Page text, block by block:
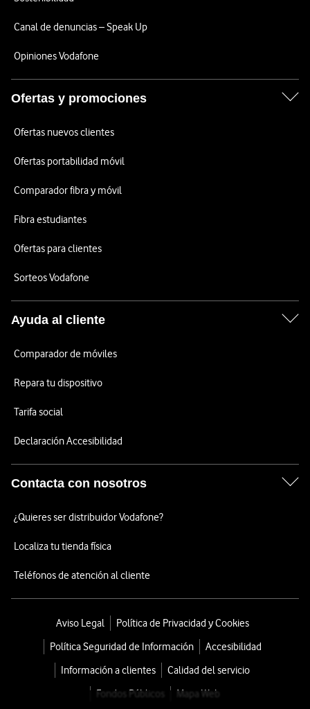
Canal de denuncias – Speak Up
Opiniones Vodafone
Ofertas y promociones
Ofertas nuevos clientes
Ofertas portabilidad móvil
Comparador fibra y móvil
Fibra estudiantes
Ofertas para clientes
Sorteos Vodafone
Ayuda al cliente
Comparador de móviles
Repara tu dispositivo
Tarifa social
Declaración Accesibilidad
Contacta con nosotros
¿Quieres ser distribuidor Vodafone?
Localiza tu tienda física
Teléfonos de atención al cliente
Aviso Legal
Política de Privacidad y Cookies
Política Seguridad de Información
Accesibilidad
Información a clientes
Calidad del servicio
Fondos Públicos
Mapa Web